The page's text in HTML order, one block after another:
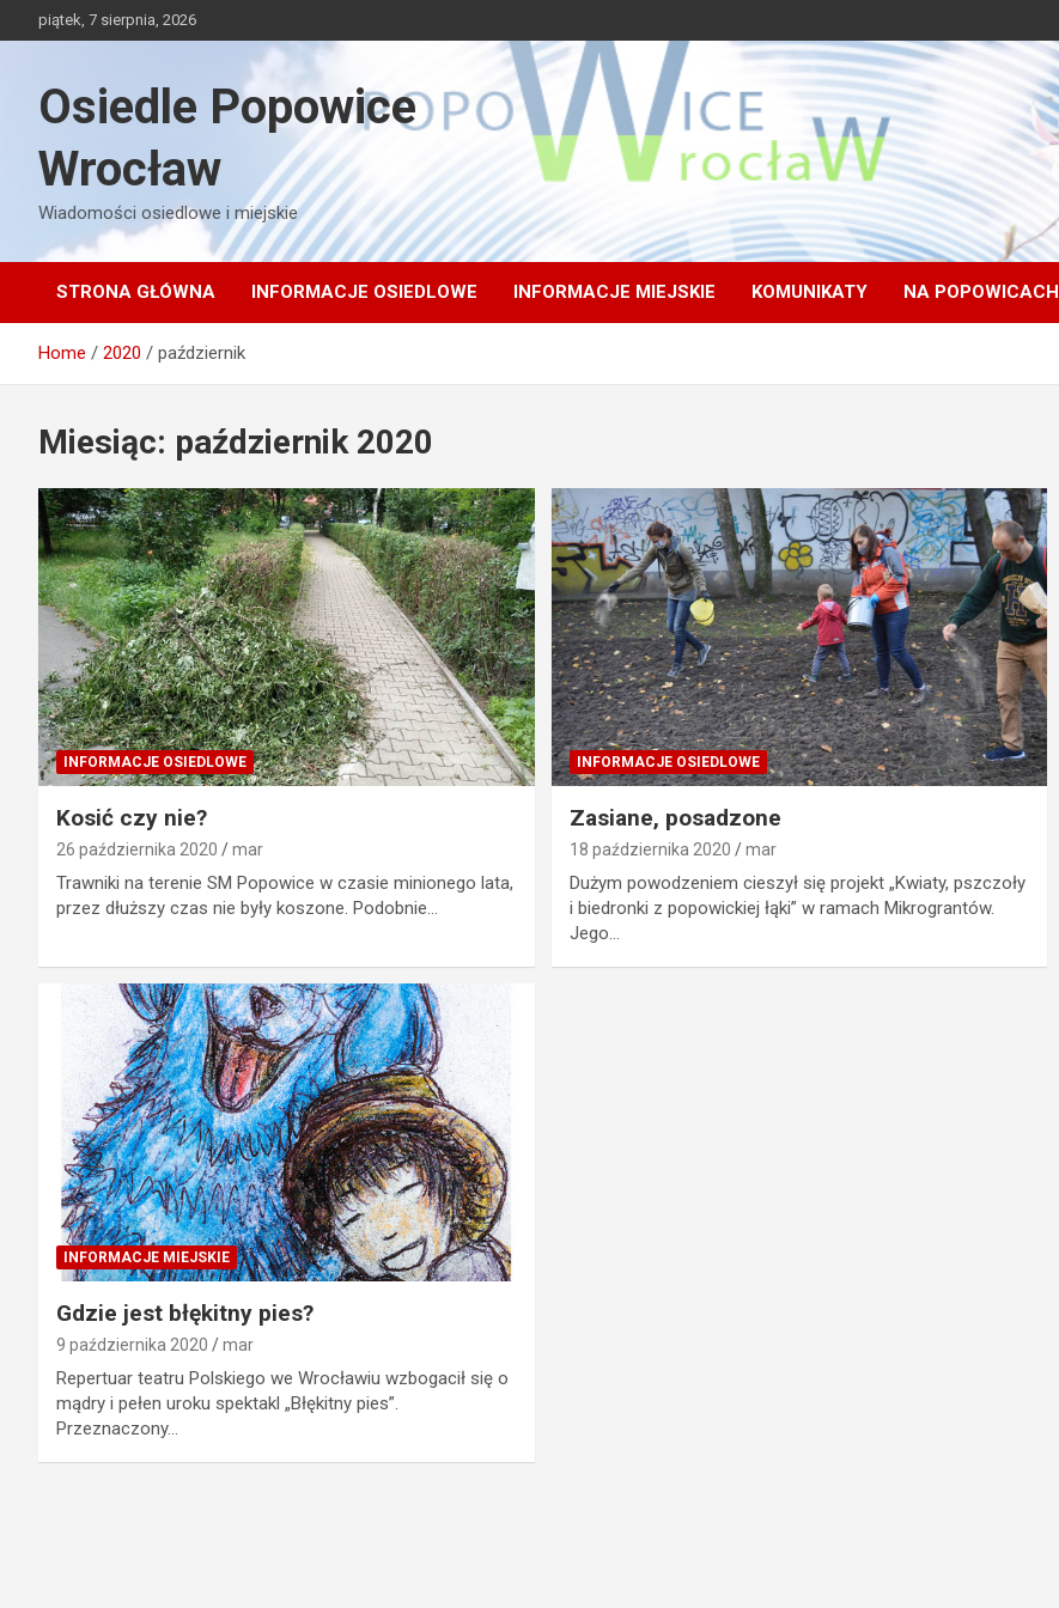
to
piątek, 7 sierpnia, 2026
Osiedle Popowice
Wrocław
Wiadomości osiedlowe i miejskie
STRONA GŁÓWNA INFORMACJE OSIEDLOWE INFORMACJE MIEJSKIE KOMUNIKATY NA POPOWICACH
Home 2020 październik
Miesiąc: październik 2020
INFORMACJE OSIEDLOWE
Kosić czy nie?
26 października 2020 mar
Trawniki na terenie SM Popowice w czasie minionego lata,
przez dłuższy czas nie były koszone. Podobnie…
INFORMACJE OSIEDLOWE
Zasiane, posadzone
18 października 2020 mar
Dużym powodzeniem cieszył się projekt „Kwiaty, pszczoły
i biedronki z popowickiej łąki” w ramach Mikrograntów.
Jego…
INFORMACJE MIEJSKIE
Gdzie jest błękitny pies?
9 października 2020 mar
Repertuar teatru Polskiego we Wrocławiu wzbogacił się o
mądry i pełen uroku spektakl „Błękitny pies”.
Przeznaczony…